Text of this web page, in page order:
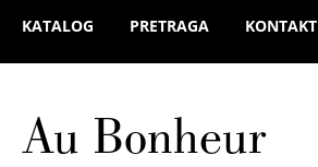
KATALOG PRETRAGA KONTAKT
Au Bonheur